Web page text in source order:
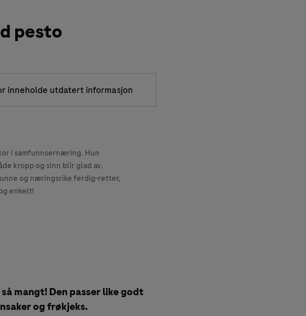
pesto
inneholde utdatert informasjon
i samfunnsernæring. Hun
kropp og sinn blir glad av.
og næringsrike ferdig-retter,
enkelt!
mangt! Den passer like godt
og frøkjeks.